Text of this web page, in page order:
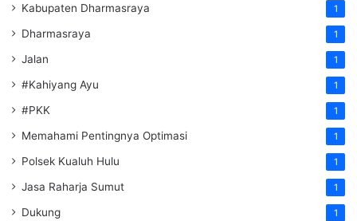
Kabupaten Dharmasraya 1
Dharmasraya 1
Jalan 1
#Kahiyang Ayu 1
#PKK 1
Memahami Pentingnya Optimasi 1
Polsek Kualuh Hulu 1
Jasa Raharja Sumut 1
Dukung 1